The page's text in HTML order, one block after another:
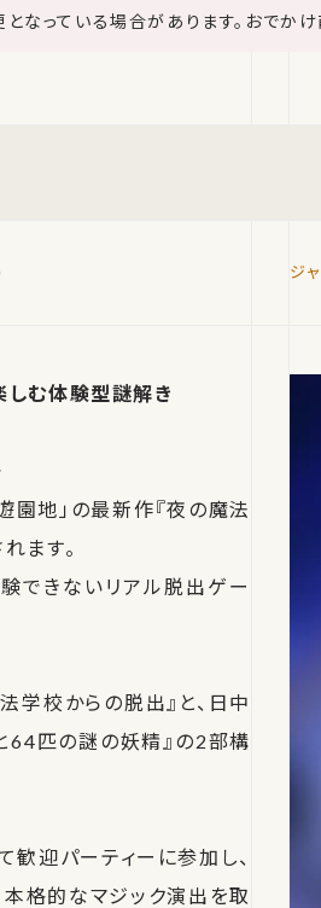
なっている場合があります。おでか
しむ体験型謎解き
地」の最新作『夜の魔法
ます。
できないリアル脱出ゲー
学校からの脱出』と、日中
64匹の謎の妖精』の2部構
歓迎パーティーに参加し、
格的なマジック演出を取